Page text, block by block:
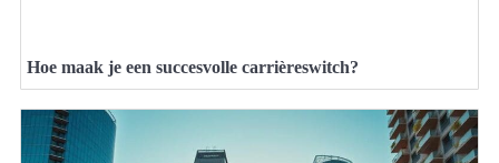
Hoe maak je een succesvolle carrièreswitch?